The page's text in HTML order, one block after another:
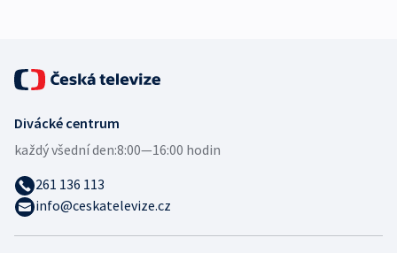
Divácké centrum
každý všední den:8:00—16:00 hodin
261 136 113
info@ceskatelevize.cz